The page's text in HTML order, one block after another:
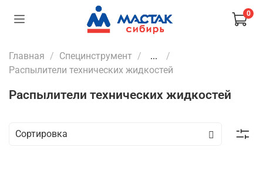
0
Главная Специнструмент
...
Распылители технических жидкостей
Распылители технических жидкостей